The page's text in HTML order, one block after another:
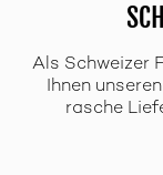
Als Schweizer
Ihnen
rasche